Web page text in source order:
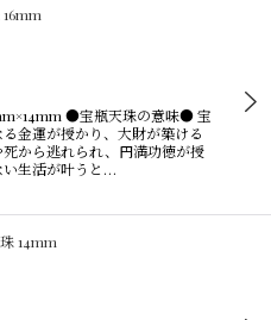
●宝瓶天珠の意味● 宝
金運が授かり、大財が築ける
から逃れられ、円満功徳が授
い生活が叶うと…
14mm